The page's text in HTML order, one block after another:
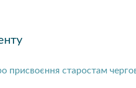
присвоєння старостам